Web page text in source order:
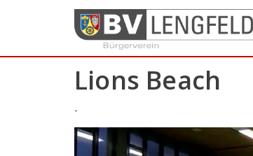
Lions Beach
-